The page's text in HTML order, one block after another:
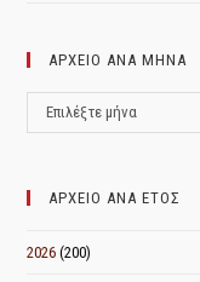
ΑΡΧΕΙΟ ΑΝΑ ΜΗΝΑ
ΑΡΧΕΙΟ
ΑΝΑ
Επιλέξτε μήνα
ΑΡΧΕΙΟ ΑΝΑ ΕΤΟΣ
2026 (200)